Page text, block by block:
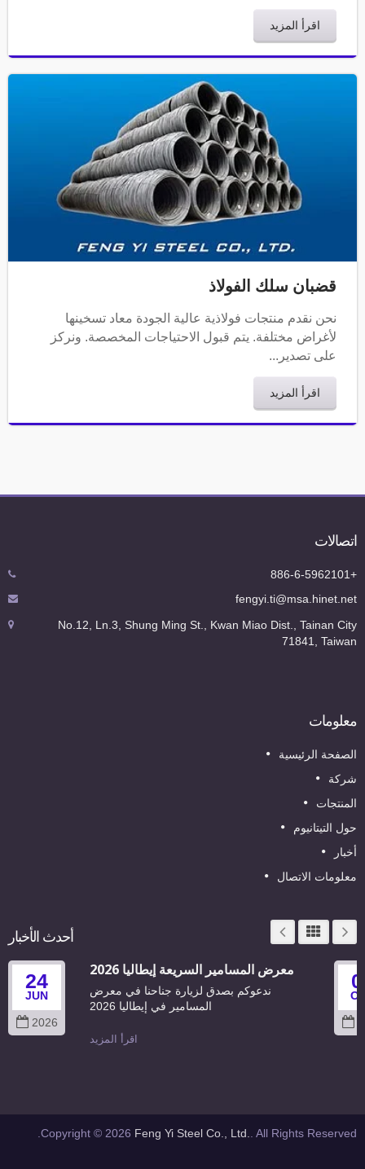
اقرأ المزيد
قضبان سلك الفولاذ
نحن نقدم منتجات فولاذية عالية الجودة معاد تسخينها
لأغراض مختلفة. يتم قبول الاحتياجات المخصصة. ونركز
على تصدير...
اقرأ المزيد
No.12, Ln.3, Shung Ming St., Kwan Miao Dist., Tainan
71841,
الرئيسية
التيتانيوم
الاتصال
أحدث الأخبار
24
JUN
2026
معرض المسامير السريعة إيطاليا 2026
ندعوكم بصدق لزيارة جناحنا في معرض
المسامير في إيطاليا 2026
اقرأ المزيد
Copyright © 2026Feng Yi Steel Co., Ltd.. All Rights